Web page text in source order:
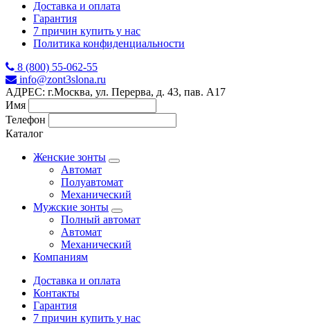
Доставка и оплата
Гарантия
7 причин купить у нас
Политика конфиденциальности
8 (800) 55-062-55
info@zont3slona.ru
АДРЕС: г.Москва, ул. Перерва, д. 43, пав. А17
Имя
Телефон
Каталог
Женские зонты
Автомат
Полуавтомат
Механический
Мужские зонты
Полный автомат
Автомат
Механический
Компаниям
Доставка и оплата
Контакты
Гарантия
7 причин купить у нас